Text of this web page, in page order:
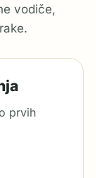
vodiče,
prvih